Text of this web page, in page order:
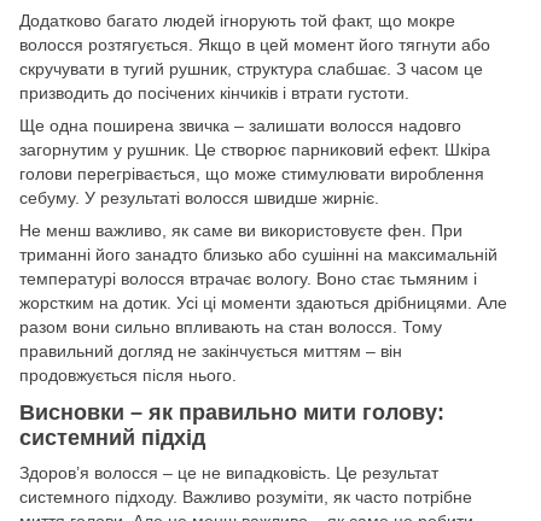
Додатково багато людей ігнорують той факт, що мокре
волосся розтягується. Якщо в цей момент його тягнути або
скручувати в тугий рушник, структура слабшає. З часом це
призводить до посічених кінчиків і втрати густоти.
Ще одна поширена звичка – залишати волосся надовго
загорнутим у рушник. Це створює парниковий ефект. Шкіра
голови перегрівається, що може стимулювати вироблення
себуму. У результаті волосся швидше жирніє.
Не менш важливо, як саме ви використовуєте фен. При
триманні його занадто близько або сушінні на максимальній
температурі волосся втрачає вологу. Воно стає тьмяним і
жорстким на дотик. Усі ці моменти здаються дрібницями. Але
разом вони сильно впливають на стан волосся. Тому
правильний догляд не закінчується миттям – він
продовжується після нього.
Висновки – як правильно мити голову:
системний підхід
Здоров’я волосся – це не випадковість. Це результат
системного підходу. Важливо розуміти, як часто потрібне